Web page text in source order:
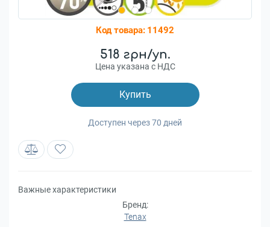
Код товара: 11492
518 грн/уп.
Цена указана с НДС
Купить
Доступен через 70 дней
Важные характеристики
Бренд:
Tenax